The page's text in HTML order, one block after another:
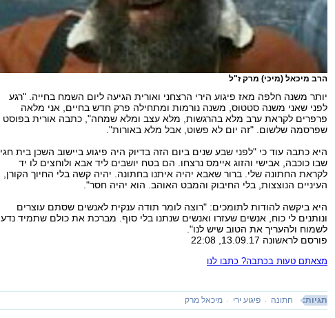
הרב מיכאל (מיכי) מרק ז"ל
יותר משנה חלפה מאז פיגוע הירי הרצחני ואורית הגיעה ליום השמח בחייה. "רגע
לפני שאני משנה סטטוס, משנה נורמות ומתחילה פרק חדש בחיים, אני מלאה
פרפרים לקראת ערב מלא בהרגשות, מלא עצב ומלא שמחה", כתבה אורית בפוסט
שפרסמה שלשום. "זה יום לא פשוט, אבל מלא באורות".
היא כתבה עוד כי "לפני שבע שנים ביום הזה בדיוק היה פיגוע ביישוב השכן בית חגי
שבו כוכבה, אבישי והזוג איימס נרצחו. הם בטח יושבים ליד אבא ולוחצים לו יד
לקראת החתונה שלי. ברור שאבא יהיה איתנו בחתונה. יהיה קשה בלי החיוך הקורן,
העיניים הנוצצות, בלי החיבוק והמבט האוהב. הוא יהיה חסר".
היא ביקשה להודות לתומכים: "רוצה לומר תודה ענקית לאנשים שסתם עוצרים
ונותנים לי כוח, אנשים שעזרו ואנשים שנתנו בלי סוף. מברכת את כולם שתמיד נדע
לשמוח ולהעריך את הטוב שיש לנו".
פורסם לראשונה 13.09.17, 22:08
מצאתם טעות בכתבה? כתבו לנו
תגיות: חתונה פיגוע ירי מיכאל מרק